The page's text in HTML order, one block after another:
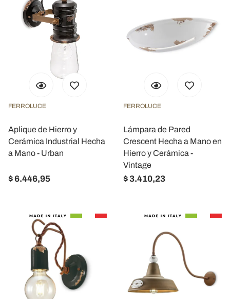
FERROLUCE
Aplique de Hierro y
Cerámica Industrial Hecha
a Mano - Urban
$ 6.446,95
FERROLUCE
Lámpara de Pared
Crescent Hecha a Mano en
Hierro y Cerámica -
Vintage
$ 3.410,23